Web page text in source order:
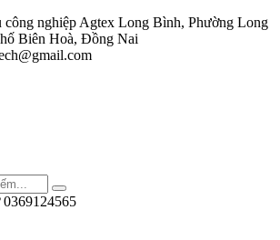
nghiệp Agtex Long Bình, Phường Long
Biên Hoà, Đồng Nai
0369124565